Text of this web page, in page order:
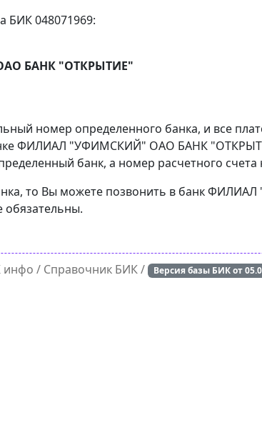
БИК 048071969:
БАНК "ОТКРЫТИЕ"
номер определенного банка, и все
ФИЛИАЛ "УФИМСКИЙ" ОАО БАНК
банк, а номер расчетного счета
то Вы можете позвонить в банк
обязательны.
инфо / Справочник БИК / Версия базы БИК от